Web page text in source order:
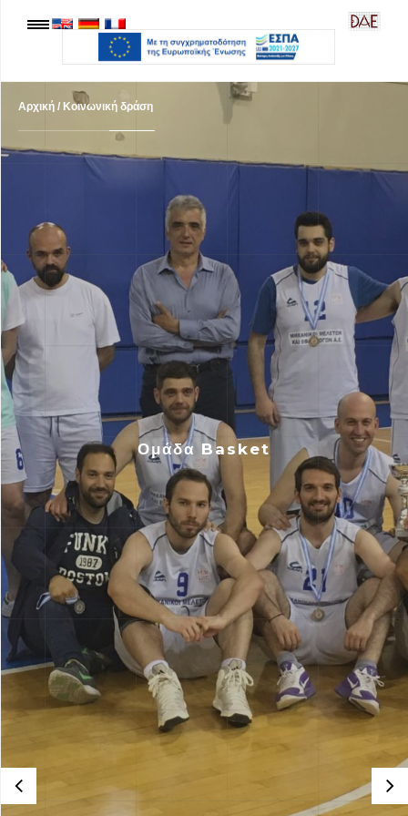
Ομάδα Basket
Αρχική / Κοινωνική δράση